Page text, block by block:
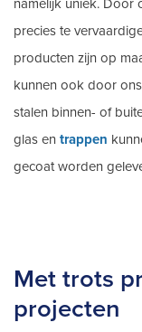
precies te
producten zijn op
kunnen ook door
stalen binnen- of
glas entrappen
gecoat worden
Met trots
projecten